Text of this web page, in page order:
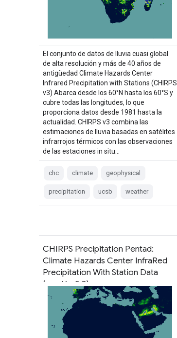
El conjunto de datos de lluvia cuasi global
de alta resolución y más de 40 años de
antigüedad Climate Hazards Center
Infrared Precipitation with Stations (CHIRPS
v3) Abarca desde los 60°N hasta los 60°S y
cubre todas las longitudes, lo que
proporciona datos desde 1981 hasta la
actualidad. CHIRPS v3 combina las
estimaciones de lluvia basadas en satélites
infrarrojos térmicos con las observaciones
de las estaciones in situ…
chc climate geophysical
precipitation ucsb weather
CHIRPS Precipitation Pentad:
Climate Hazards Center InfraRed
Precipitation With Station Data
(versión 3.0)